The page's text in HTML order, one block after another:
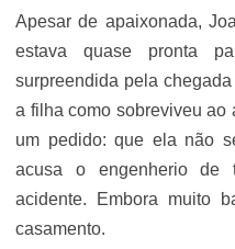
Apesar de apaixonada,
estava quase pronta
surpreendida pela
a filha como sobreviveu ao
um pedido: que ela não
acusa o engenherio de
acidente. Embora muito
casamento.